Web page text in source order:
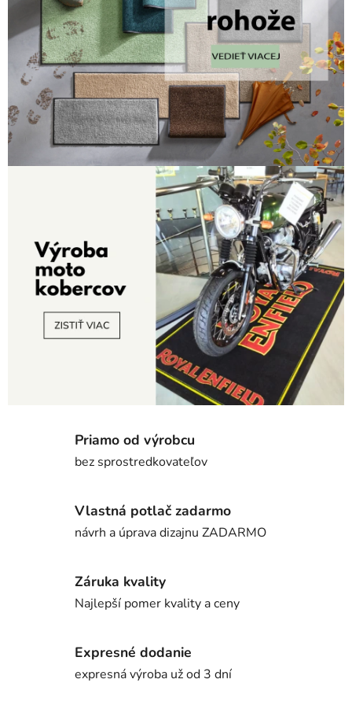
Priamo od výrobcu
bez sprostredkovateľov
Vlastná potlač zadarmo
návrh a úprava dizajnu ZADARMO
Záruka kvality
Najlepší pomer kvality a ceny
Expresné dodanie
expresná výroba už od 3 dní